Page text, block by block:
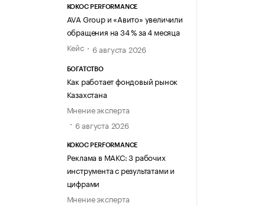
KOKOC PERFORMANCE
AVA Group и «Авито» увеличили
обращения на 34 % за 4 месяца
Кейс
6 августа 2026
БОГАТСТВО
Как работает фондовый рынок
Казахстана
Мнение эксперта
6 августа 2026
KOKOC PERFORMANCE
Реклама в МАКС: 3 рабочих
инструмента с результатами и
цифрами
Мнение эксперта